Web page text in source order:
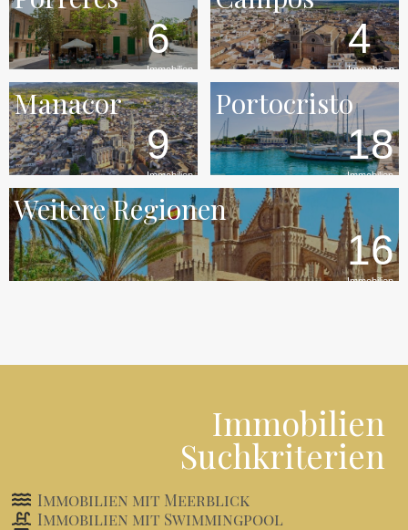
6
Immobilien
4
Immobilien
Manacor
9
Immobilien
Portocristo
18
Immobilien
Weitere Regionen
16
Immobilien
Immobilien
Suchkriterien
Immobilien mit Meerblick
Immobilien mit Swimmingpool